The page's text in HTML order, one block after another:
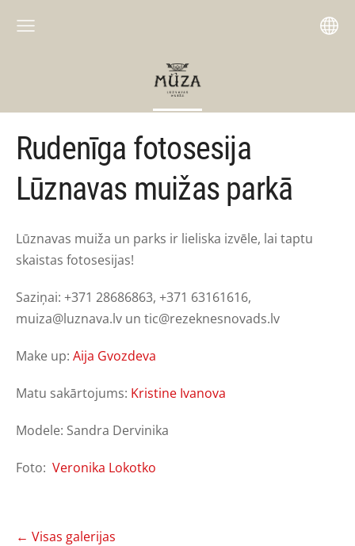
Rudenīga fotosesija
Lūznavas muižas parkā
Lūznavas muiža un parks ir lieliska izvēle, lai taptu
skaistas fotosesijas!
Saziņai: +371 28686863, +371 63161616,
muiza@luznava.lv un tic@rezeknesnovads.lv
Make up: Aija Gvozdeva
Matu sakārtojums: Kristine Ivanova
Modele: Sandra Dervinika
Foto: Veronika Lokotko
Visas galerijas